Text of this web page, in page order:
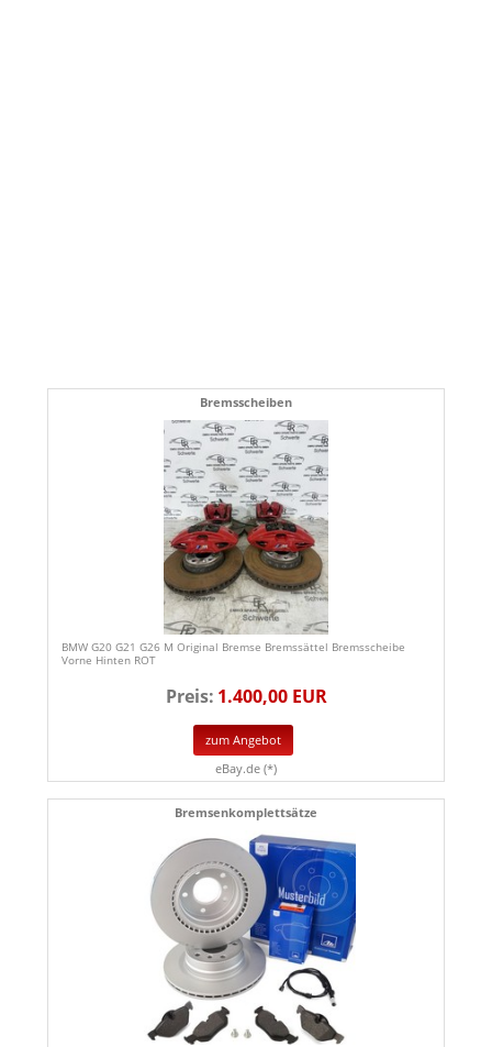
Bremsscheiben
BMW G20 G21 G26 M Original Bremse Bremssättel Bremsscheibe
Vorne Hinten ROT
Preis: 1.400,00 EUR
zum Angebot
eBay.de (*)
Bremsenkomplettsätze